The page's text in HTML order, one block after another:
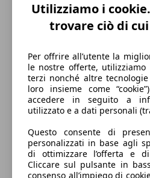
Velocità massima
Carburante
Utilizziamo i
trovare ciò di
Per offrire all’utente la
le nostre offerte,
terzi nonché altre
loro insieme come
accedere in seguito a
utilizzato e a dati personali
Questo consente di
personalizzati in base agli
di ottimizzare l’offerta e
Cliccare sul pulsante in
consenso all’impiego di